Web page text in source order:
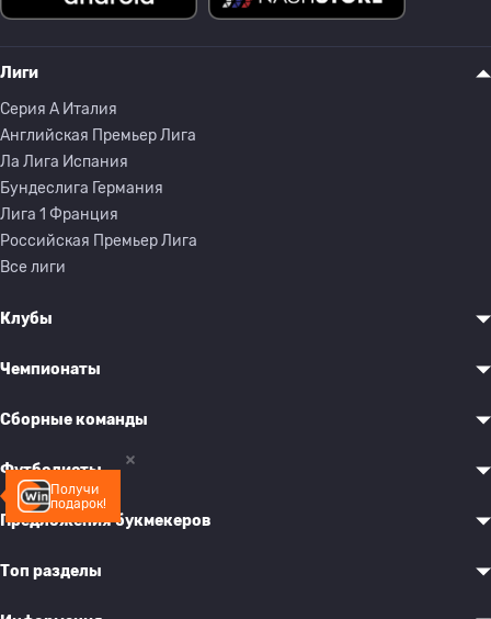
Получи
подарок!
Лиги
Серия A Италия
Английская Премьер Лига
Ла Лига Испания
Бундеслига Германия
Лига 1 Франция
Российская Премьер Лига
Все лиги
Клубы
Чемпионаты
Сборные команды
Футболисты
Предложения букмекеров
Топ разделы